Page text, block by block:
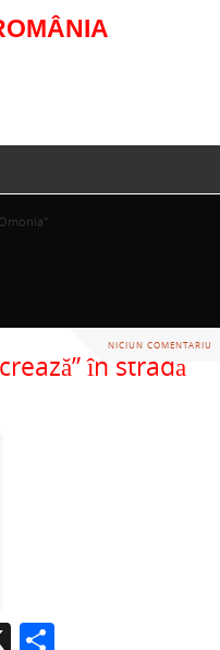
NICIUN COMENTARIU
în stradă
X P